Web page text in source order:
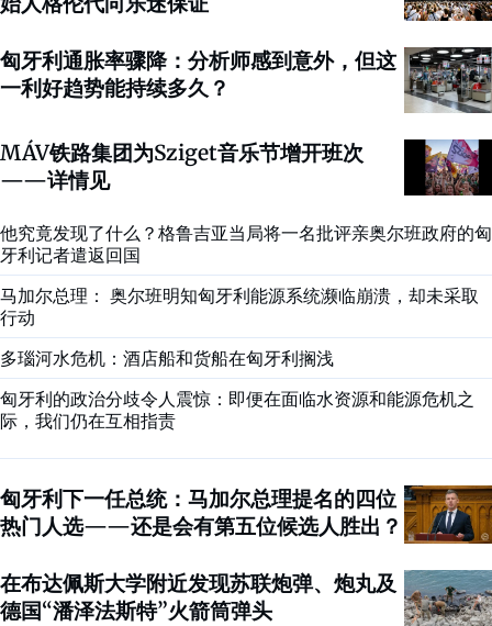
匈牙利通胀率骤降：分析师感到意外，但这
一利好趋势能持续多久？
MÁV铁路集团为Sziget音乐节增开班次
——详情见
他究竟发现了什么？格鲁吉亚当局将一名批评亲奥尔班政府的匈
牙利记者遣返回国
马加尔总理： 奥尔班明知匈牙利能源系统濒临崩溃，却未采取
行动
多瑙河水危机：酒店船和货船在匈牙利搁浅
匈牙利的政治分歧令人震惊：即便在面临水资源和能源危机之
际，我们仍在互相指责
匈牙利下一任总统：马加尔总理提名的四位
热门人选——还是会有第五位候选人胜出？
在布达佩斯大学附近发现苏联炮弹、炮丸及
德国“潘泽法斯特”火箭筒弹头